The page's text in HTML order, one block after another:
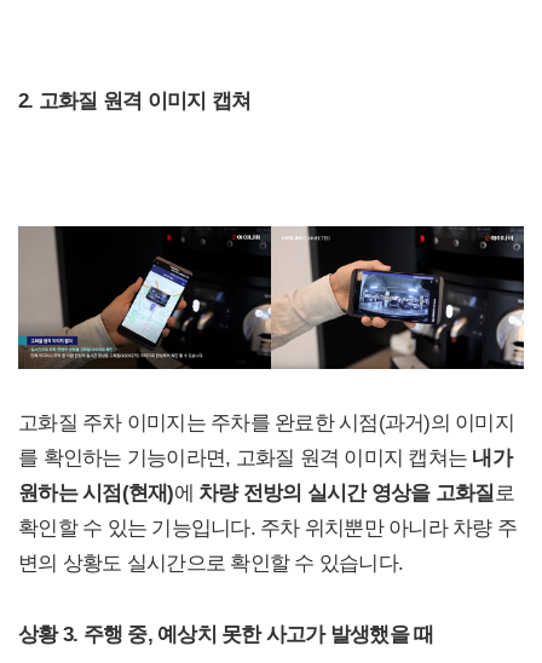
2. 고화질 원격 이미지 캡쳐
고화질 주차 이미지는 주차를 완료한 시점(과거)의 이미지
를 확인하는 기능이라면, 고화질 원격 이미지 캡쳐는 내가
원하는 시점(현재)에 차량 전방의 실시간 영상을 고화질 로
확인할 수 있는 기능입니다. 주차 위치뿐만 아니라 차량 주
변의 상황도 실시간으로 확인할 수 있습니다.
상황 3. 주행 중, 예상치 못한 사고가 발생했을 때